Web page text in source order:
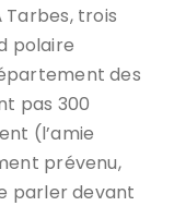
trois
polaire
des
pas 300
(l’amie
prévenu,
parler devant